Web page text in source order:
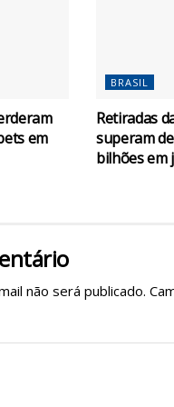
em
BRASIL
Retiradas
superam
bilhões em
não será publicado.